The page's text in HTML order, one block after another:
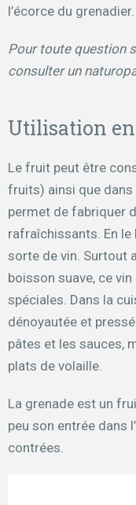
l’écorce du grenadier.
Pour toute question
consulter un
Utilisation
Le fruit peut être
fruits) ainsi que
permet de fabriquer
rafraîchissants. En
sorte de vin. Surtout
boisson suave, ce
spéciales. Dans la
dénoyautée et
pâtes et les sauces,
plats de volaille.
La grenade est un
peu son entrée dans
contrées.